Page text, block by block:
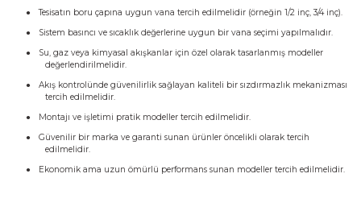
●
Tesisatın boru çapına uygun vana tercih edilmelidir (örneğin 1/2 inç, 3/4 inç).
●
Sistem basıncı ve sıcaklık değerlerine uygun bir vana seçimi yapılmalıdır.
●
Su, gaz veya kimyasal akışkanlar için özel olarak tasarlanmış modeller
değerlendirilmelidir.
●
Akış kontrolünde güvenilirlik sağlayan kaliteli bir sızdırmazlık mekanizması
tercih edilmelidir.
●
Montajı ve işletimi pratik modeller tercih edilmelidir.
●
Güvenilir bir marka ve garanti sunan ürünler öncelikli olarak tercih
edilmelidir.
●
Ekonomik ama uzun ömürlü performans sunan modeller tercih edilmelidir.